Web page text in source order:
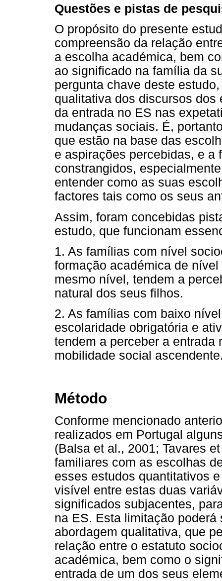
Questões e pistas de
O propósito do presente
compreensão da relação
a escolha académica, bem
ao significado na família da
pergunta chave deste
qualitativa dos discursos
da entrada no ES nas
mudanças sociais. É,
que estão na base das
e aspirações percebidas, e a
constrangidos,
entender como as suas
factores tais como os seus
Assim, foram concebidas
estudo, que funcionam
1. As famílias com nível
formação académica de
mesmo nível, tendem a
natural dos seus filhos.
2. As famílias com baixo
escolaridade obrigatória e
tendem a perceber a entrada
mobilidade social
Método
Conforme mencionado
realizados em Portugal
(Balsa et al., 2001; Tavares
familiares com as escolhas
esses estudos quantitativos
visível entre estas duas
significados subjacentes,
na ES. Esta limitação
abordagem qualitativa, que
relação entre o estatuto
académica, bem como o
entrada de um dos seus